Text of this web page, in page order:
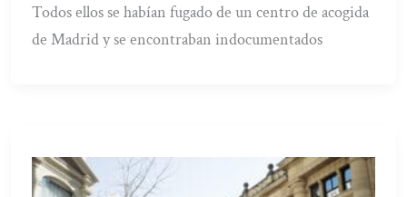
Todos ellos se habían fugado de un centro de acogida
de Madrid y se encontraban indocumentados